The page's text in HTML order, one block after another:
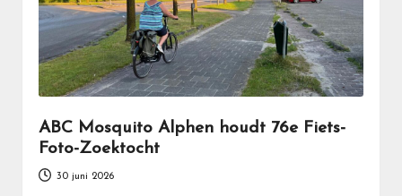
ABC Mosquito Alphen houdt 76e Fiets-
Foto-Zoektocht
30 juni 2026